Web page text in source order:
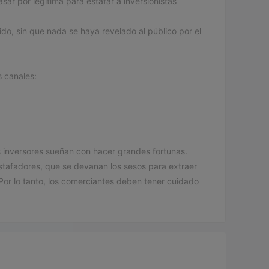
sin que nada se haya revelado al público por el
canales:
sueñan con hacer grandes fortunas.
que se devanan los sesos para extraer
lo tanto, los comerciantes deben tener cuidado
costos comerciales, plataforma comercial